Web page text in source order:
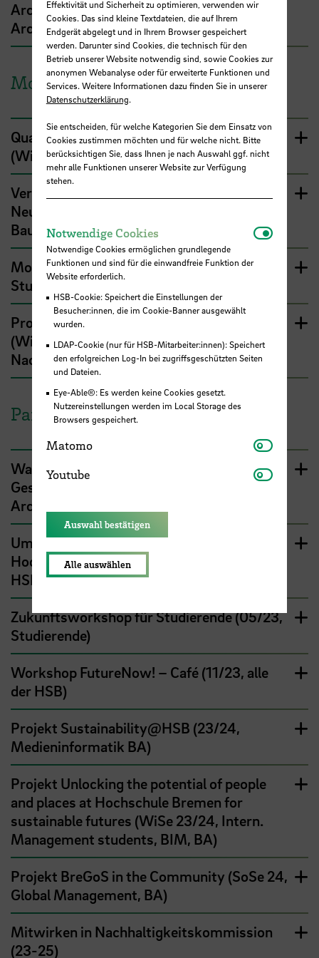
Architecture Festival Café (SoSe 25,
Architektur BA/MA)
Mobilität
Quartiersparken FMQ Bremer Neustadt
(WiSe 22/23, Bauingenieurswesen BA)
Verkehrsberuhigung am Campus
Neustadtswall (WiSe 23/24,
Bauingenieurswesen BA)
Mobilitätsaktion und Frühlingsfest (04/24,
Studierende)
Projekt Klima-Monitoring Bezug Mobilität
(WiSe 24/25, Interdisziplinäres
Nachhaltigkeitsmanagement MA)
Partizipation und Ko-Kreation
Wahlmodul Der Campus – ein Partizipativer
Gestaltungsprozess (WiSe 23/24,
Architektur BA/MA)
Umfrage zur Klimafreundlichkeit der
Hochschule Bremen (06-08/23, alle der
HSB)
Zukunftsworkshop für Studierende (05/23,
Studierende)
Workshop FutureNow! – Café (11/23, alle
der HSB)
Projekt Sustainability@HSB (23/24,
Medieninformatik BA)
Projekt Unlocking the potential of people
and places at Hochschule Bremen for
sustainable futures (WiSe 23/24, Intern.
Management students, BIM, BA)
Projekt BreGoS in the Community (SoSe 24,
Global Management, BA)
Mitwirken in Nachhaltigkeitskommission
(23-25)
Effektivität und Sicherheit zu optimieren, verwenden wir
Cookies. Das sind kleine Textdateien, die auf Ihrem
Endgerät abgelegt und in Ihrem Browser gespeichert
werden. Darunter sind Cookies, die technisch für den
Betrieb unserer Website notwendig sind, sowie Cookies zur
anonymen Webanalyse oder für erweiterte Funktionen und
Services. Weitere Informationen dazu finden Sie in unserer
Datenschutzerklärung.
Sie entscheiden, für welche Kategorien Sie dem Einsatz von
Cookies zustimmen möchten und für welche nicht. Bitte
berücksichtigen Sie, dass Ihnen je nach Auswahl ggf. nicht
mehr alle Funktionen unserer Website zur Verfügung
stehen.
Notwendige Cookies
Notwendige Cookies ermöglichen grundlegende
Funktionen und sind für die einwandfreie Funktion der
Website erforderlich.
HSB-Cookie: Speichert die Einstellungen der
Besucher:innen, die im Cookie-Banner ausgewählt
wurden.
LDAP-Cookie (nur für HSB-Mitarbeiter:innen): Speichert
den erfolgreichen Log-In bei zugriffsgeschützten Seiten
und Dateien.
Eye-Able®: Es werden keine Cookies gesetzt.
Nutzereinstellungen werden im Local Storage des
Browsers gespeichert.
Matomo Matomo
Youtube Youtube
Auswahl bestätigen
Alle auswählen